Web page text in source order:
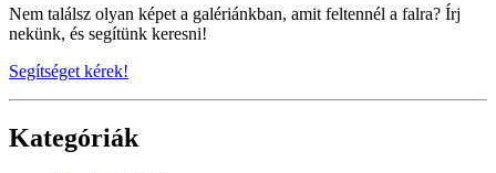
Nem találsz olyan képet a galériánkban, amit feltennél a falra? Írj
nekünk, és segítünk keresni!
Segítséget kérek!
Kategóriák